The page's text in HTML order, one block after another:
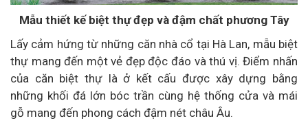
Mẫu thiết kế biệt thự đẹp và đậm chất phương Tây
Lấy cảm hứng từ những căn nhà cổ tại Hà Lan, mẫu biệt
thự mang đến một vẻ đẹp độc đáo và thú vị. Điểm nhấn
của căn biệt thự là ở kết cấu được xây dựng bằng
những khối đá lớn bóc trần cùng hệ thống cửa và mái
gỗ mang đến phong cách đậm nét châu Âu.